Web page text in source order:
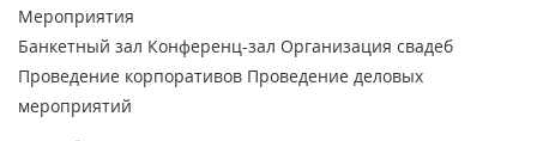
Мероприятия
Банкетный зал Конференц-зал Организация свадеб
Проведение корпоративов Проведение деловых
мероприятий